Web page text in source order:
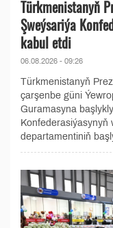
Türkmenistanyň
Şweýsariýa
kabul etdi
06.08.2026 - 09:26
Türkmenistanyň
çarşenbe güni
Guramasyna
Konfederasiýasynyň
departamenti­niň